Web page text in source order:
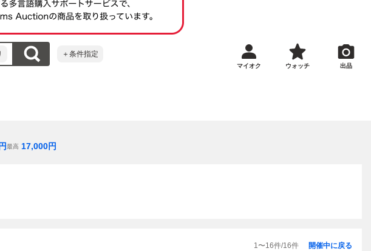
＋条件指定
マイオク ウォッチ 出品
最高 17,000円
1〜16件/16件 開催中に戻る